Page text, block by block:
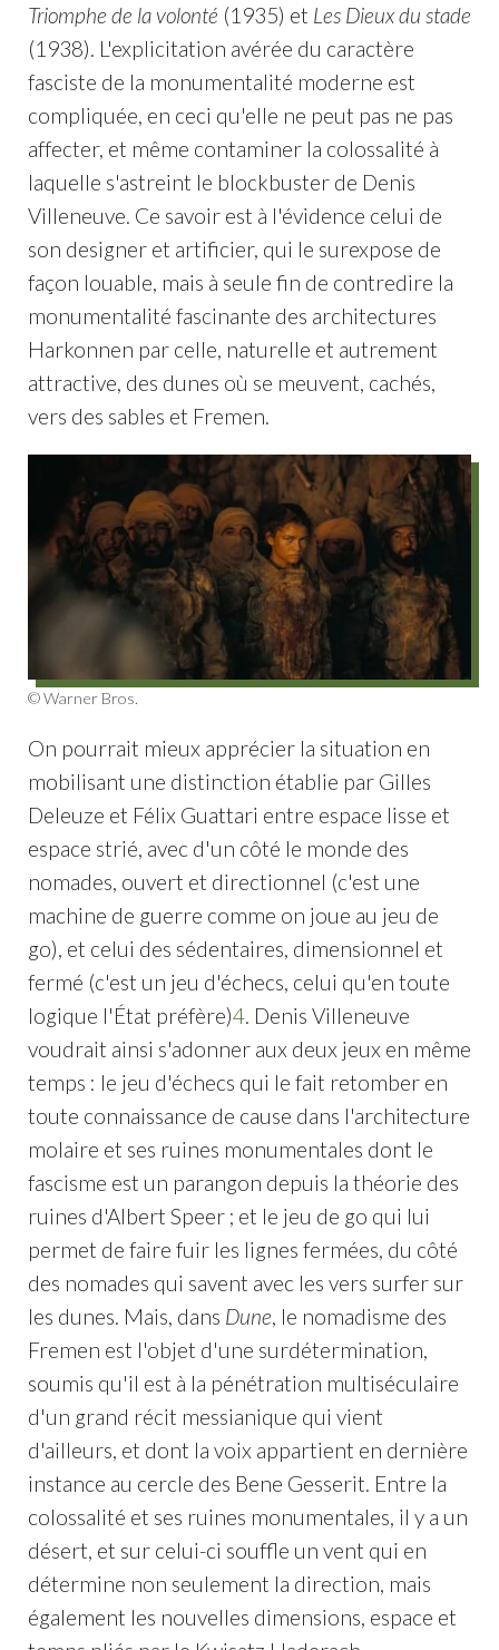
Triomphe de la volonté (1935) et Les Dieux du stade
(1938). L'explicitation avérée du caractère
fasciste de la monumentalité moderne est
compliquée, en ceci qu'elle ne peut pas ne pas
affecter, et même contaminer la colossalité à
laquelle s'astreint le blockbuster de Denis
Villeneuve. Ce savoir est à l'évidence celui de
son designer et artificier, qui le surexpose de
façon louable, mais à seule fin de contredire la
monumentalité fascinante des architectures
Harkonnen par celle, naturelle et autrement
attractive, des dunes où se meuvent, cachés,
vers des sables et Fremen.
© Warner Bros.
On pourrait mieux apprécier la situation en
mobilisant une distinction établie par Gilles
Deleuze et Félix Guattari entre espace lisse et
espace strié, avec d'un côté le monde des
nomades, ouvert et directionnel (c'est une
machine de guerre comme on joue au jeu de
go), et celui des sédentaires, dimensionnel et
fermé (c'est un jeu d'échecs, celui qu'en toute
logique l'État préfère)4. Denis Villeneuve
voudrait ainsi s'adonner aux deux jeux en même
temps : le jeu d'échecs qui le fait retomber en
toute connaissance de cause dans l'architecture
molaire et ses ruines monumentales dont le
fascisme est un parangon depuis la théorie des
ruines d'Albert Speer ; et le jeu de go qui lui
permet de faire fuir les lignes fermées, du côté
des nomades qui savent avec les vers surfer sur
les dunes. Mais, dans Dune, le nomadisme des
Fremen est l'objet d'une surdétermination,
soumis qu'il est à la pénétration multiséculaire
d'un grand récit messianique qui vient
d'ailleurs, et dont la voix appartient en dernière
instance au cercle des Bene Gesserit. Entre la
colossalité et ses ruines monumentales, il y a un
désert, et sur celui-ci souffle un vent qui en
détermine non seulement la direction, mais
également les nouvelles dimensions, espace et